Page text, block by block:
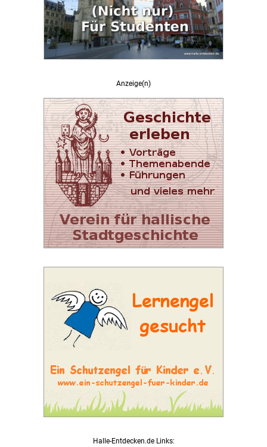
Anzeige(n)
Halle-Entdecken.de Links: